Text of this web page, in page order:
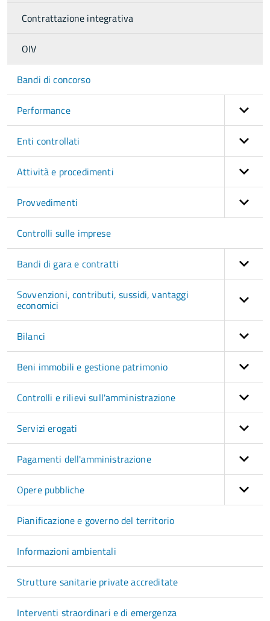
Contrattazione integrativa
OIV
Bandi di concorso
Performance
Enti controllati
Attività e procedimenti
Provvedimenti
Controlli sulle imprese
Bandi di gara e contratti
Sovvenzioni, contributi, sussidi, vantaggi
economici
Bilanci
Beni immobili e gestione patrimonio
Controlli e rilievi sull'amministrazione
Servizi erogati
Pagamenti dell'amministrazione
Opere pubbliche
Pianificazione e governo del territorio
Informazioni ambientali
Strutture sanitarie private accreditate
Interventi straordinari e di emergenza